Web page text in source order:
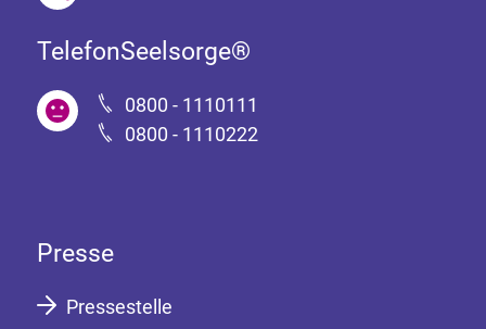
TelefonSeelsorge®
0800 - 1110111
0800 - 1110222
Presse
Pressestelle